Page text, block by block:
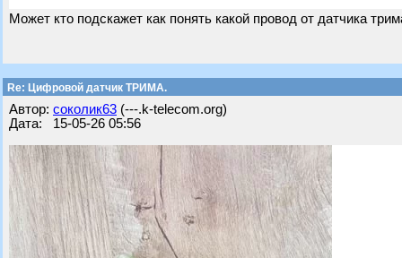
Может кто подскажет как понять какой провод от датчика
Re: Цифровой датчик ТРИМА.
Автор: соколик63 (---.k-telecom.org)
Дата: 15-05-26 05:56